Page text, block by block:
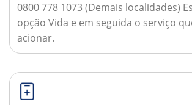
0800 778 1073 (Demais localidades)
opção Vida e em seguida o serviço
acionar.